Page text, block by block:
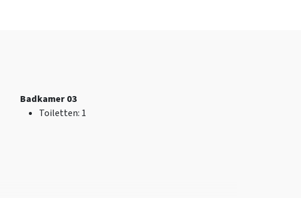
Binnenzwembad
km
Badkamer 03
Toiletten: 1